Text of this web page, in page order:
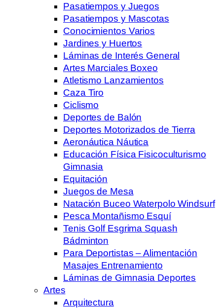
Pasatiempos y Juegos
Pasatiempos y Mascotas
Conocimientos Varios
Jardines y Huertos
Láminas de Interés General
Artes Marciales Boxeo
Atletismo Lanzamientos
Caza Tiro
Ciclismo
Deportes de Balón
Deportes Motorizados de Tierra
Aeronáutica Náutica
Educación Física Fisicoculturismo
Gimnasia
Equitación
Juegos de Mesa
Natación Buceo Waterpolo Windsurf
Pesca Montañismo Esquí
Tenis Golf Esgrima Squash
Bádminton
Para Deportistas – Alimentación
Masajes Entrenamiento
Láminas de Gimnasia Deportes
Artes
Arquitectura